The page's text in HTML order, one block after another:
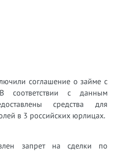
соглашение о займе с
соответствии с данным
средства для
в 3 российских юрлицах.
запрет на сделки по